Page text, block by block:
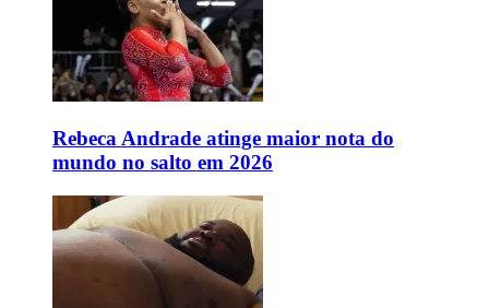
Rebeca Andrade atinge maior nota do
mundo no salto em 2026